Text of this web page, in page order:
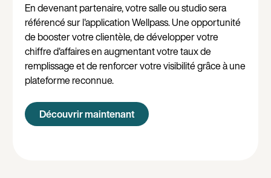
En devenant partenaire, votre salle ou studio sera
référencé sur l'application Wellpass. Une opportunité
de booster votre clientèle, de développer votre
chiffre d'affaires en augmentant votre taux de
remplissage et de renforcer votre visibilité grâce à une
plateforme reconnue.
Découvrir maintenant